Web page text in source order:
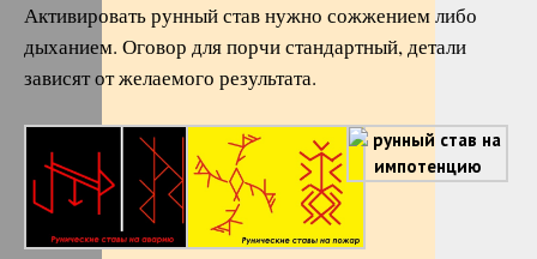
Активировать рунный став нужно сожжением либо
дыханием. Оговор для порчи стандартный, детали
зависят от желаемого результата.